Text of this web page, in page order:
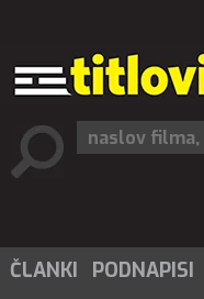
ČLANKI PODNAPISI